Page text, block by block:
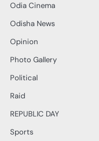
Odia Cinema
Odisha News
Opinion
Photo Gallery
Political
Raid
REPUBLIC DAY
Sports